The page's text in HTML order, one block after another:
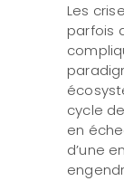
Les
parfois
cycle
en
d’une